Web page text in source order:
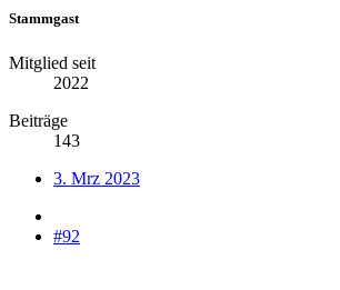
Stammgast
Mitglied seit
2022
Beiträge
143
3. Mrz 2023
#92